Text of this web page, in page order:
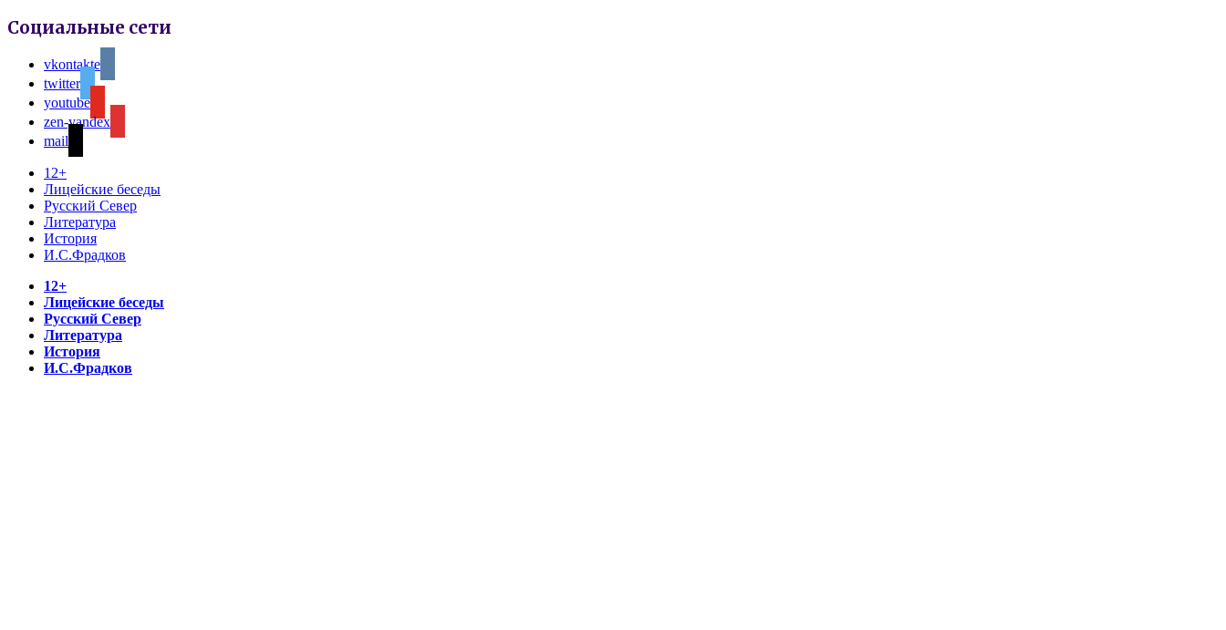
Социальные сети
vkontakte
twitter
youtube
zen-yandex
mail
12+
Лицейские беседы
Русский Север
Литература
История
И.С.Фрадков
12+
Лицейские беседы
Русский Север
Литература
История
И.С.Фрадков